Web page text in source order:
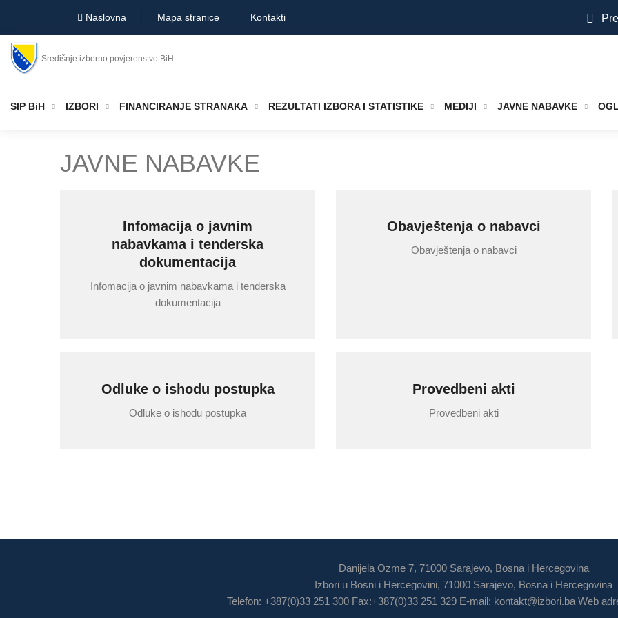
Naslovna Mapa stranice Kontakti
Središnje izborno povjerenstvo BiH
SIP BiH IZBORI FINANCIRANJE STRANAKA REZULTATI IZBORA I STATISTIKE MEDIJI JAVNE NABAVKE
JAVNE NABAVKE
Infomacija o javnim
nabavkama i tenderska
dokumentacija
Infomacija o javnim nabavkama i tenderska
dokumentacija
Obavještenja o nabavci
Obavještenja o nabavci
Odluke o ishodu postupka
Odluke o ishodu postupka
Provedbeni akti
Provedbeni akti
Danijela Ozme 7, 71000 Sarajevo, Bosna i Hercegovina
Izbori u Bosni i Hercegovini, 71000 Sarajevo, Bosna i Hercegovina
Telefon: +387(0)33 251 300 Fax:+387(0)33 251 329 E-mail: kontakt@izbori.baWeb